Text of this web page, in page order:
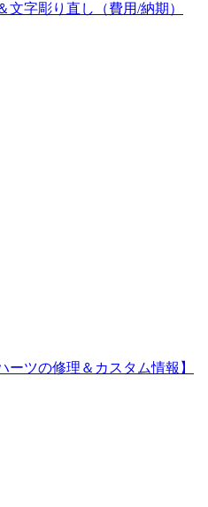
字彫り直し（費用/納期）
ツの修理＆カスタム情報】